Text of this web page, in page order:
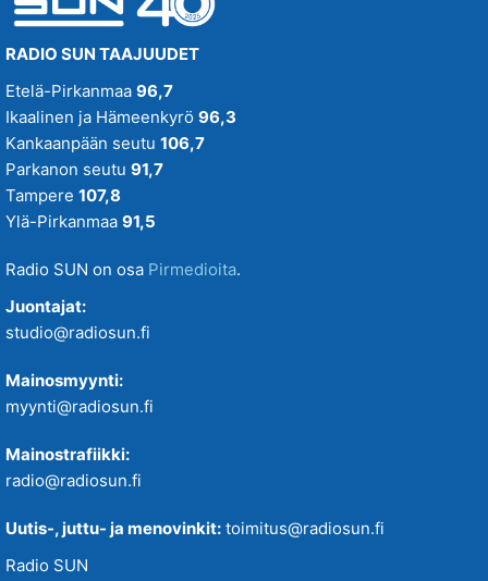
RADIO SUN TAAJUUDET
Etelä-Pirkanmaa 96,7
Ikaalinen ja Hämeenkyrö 96,3
Kankaanpään seutu 106,7
Parkanon seutu 91,7
Tampere 107,8
Ylä-Pirkanmaa 91,5
Radio SUN on osa Pirmedioita.
Juontajat:
studio@radiosun.fi
Mainosmyynti:
myynti@radiosun.fi
Mainostrafiikki:
radio@radiosun.fi
Uutis-, juttu- ja menovinkit: toimitus@radiosun.fi
Radio SUN